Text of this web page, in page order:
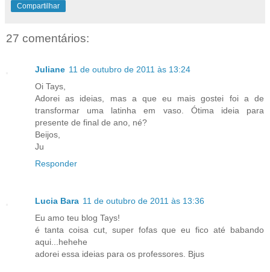
Compartilhar
27 comentários:
Juliane 11 de outubro de 2011 às 13:24
Oi Tays,
Adorei as ideias, mas a que eu mais gostei foi a de
transformar uma latinha em vaso. Ótima ideia para
presente de final de ano, né?
Beijos,
Ju
Responder
Lucia Bara 11 de outubro de 2011 às 13:36
Eu amo teu blog Tays!
é tanta coisa cut, super fofas que eu fico até babando
aqui...hehehe
adorei essa ideias para os professores. Bjus